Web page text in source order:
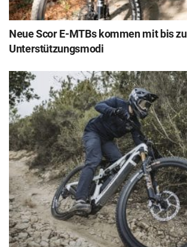
Neue Scor E-MTBs kommen mit bis
Unterstützungsmodi